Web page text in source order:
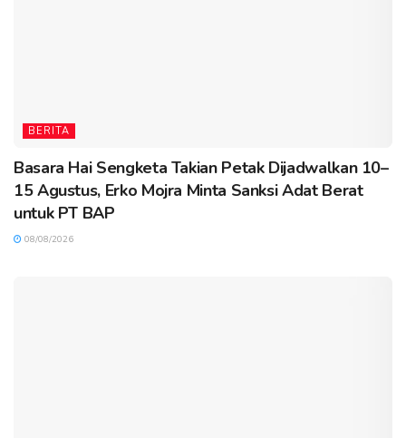
BERITA
Basara Hai Sengketa Takian Petak Dijadwalkan 10–
15 Agustus, Erko Mojra Minta Sanksi Adat Berat
untuk PT BAP
08/08/2026